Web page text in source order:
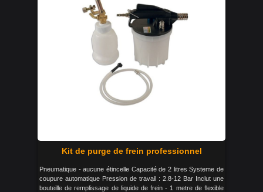
Kit de purge de frein professionnel
Pneumatique - aucune étincelle Capacité de 2 litres Systeme de
coupure automatique Pression de travail : 2.8-12 Bar Inclut une
bouteille de remplissage de liquide de frein - 1 metre de flexible